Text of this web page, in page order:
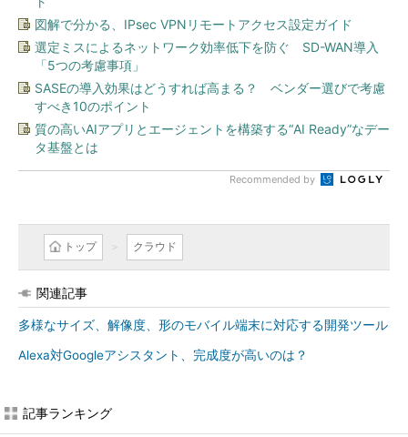
図解で分かる、IPsec VPNリモートアクセス設定ガイド
選定ミスによるネットワーク効率低下を防ぐ SD-WAN導入
「5つの考慮事項」
SASEの導入効果はどうすれば高まる？ ベンダー選びで考慮
すべき10のポイント
質の高いAIアプリとエージェントを構築する“AI Ready”なデー
タ基盤とは
Recommended by
トップ クラウド
関連記事
多様なサイズ、解像度、形のモバイル端末に対応する開発ツール
Alexa対Googleアシスタント、完成度が高いのは？
記事ランキング